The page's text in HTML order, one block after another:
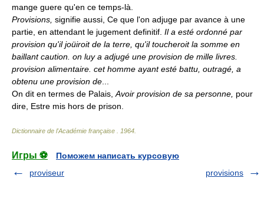
mange guere qu'en ce temps-là.
Provisions, signifie aussi, Ce que l'on adjuge par avance à une
partie, en attendant le jugement definitif. Il a esté ordonné par
provision qu'il joüiroit de la terre, qu'il toucheroit la somme en
baillant caution. on luy a adjugé une provision de mille livres.
provision alimentaire. cet homme ayant esté battu, outragé, a
obtenu une provision de
On dit en termes de Palais, Avoir provision de sa personne, pour
dire, Estre mis hors de prison.
Dictionnaire de l'Académie française 1964
Игры ⚽
Поможем написать курсовую
proviseur
provisions